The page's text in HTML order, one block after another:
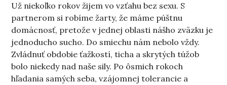
Už niekoľko rokov žijem vo vzťahu bez sexu. S
partnerom si robíme žarty, že máme púštnu
domácnosť, pretože v jednej oblasti nášho zväzku je
jednoducho sucho. Do smiechu nám nebolo vždy.
Zvládnuť obdobie ťažkostí, ticha a skrytých túžob
bolo niekedy nad naše sily. Po ôsmich rokoch
hľadania samých seba, vzájomnej tolerancie a